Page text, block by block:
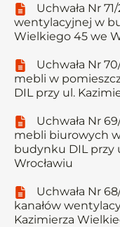
Uchwała Nr
wentylacyjnej w
Wielkiego 45 we
Uchwała Nr
mebli w
DIL przy ul.
Uchwała Nr
mebli biurowych
budynku DIL przy
Wrocławiu
Uchwała Nr
kanałów
Kazimierza